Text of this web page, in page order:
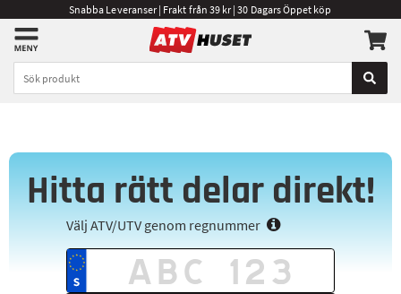
Snabba Leveranser | Frakt från 39 kr | 30 Dagars Öppet köp
Hitta rätt delar direkt!
Välj ATV/UTV genom regnummer